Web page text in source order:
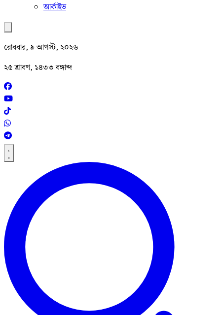
আর্কাইভ
রোববার, ৯ আগস্ট, ২০২৬
২৫ শ্রাবণ, ১৪৩৩ বঙ্গাব্দ